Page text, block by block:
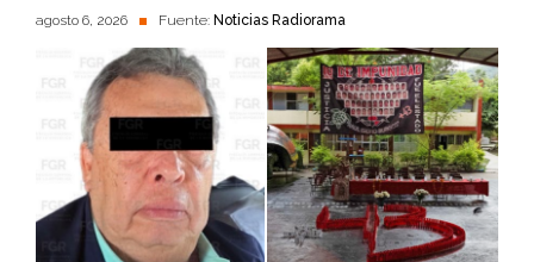
agosto 6, 2026 Fuente: Noticias Radiorama